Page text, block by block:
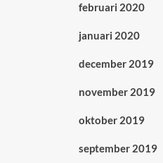
februari 2020
januari 2020
december 2019
november 2019
oktober 2019
september 2019